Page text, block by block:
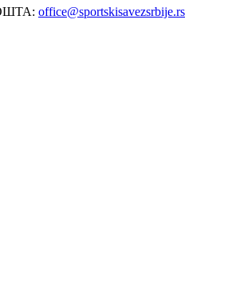
office@sportskisavezsrbije.rs